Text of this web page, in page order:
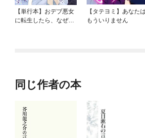
【単行本】おデブ悪女
に転生したら、なぜか
【タテヨミ】あなたは
もういりません
同じ作者の本